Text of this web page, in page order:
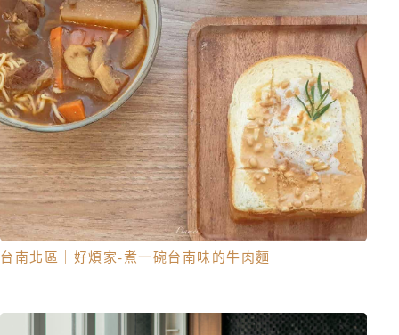
台南北區｜好煩家 -煮一碗台南味的牛肉麵